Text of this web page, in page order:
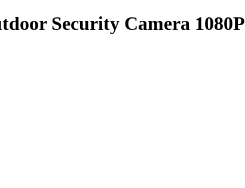
Security Camera 1080P